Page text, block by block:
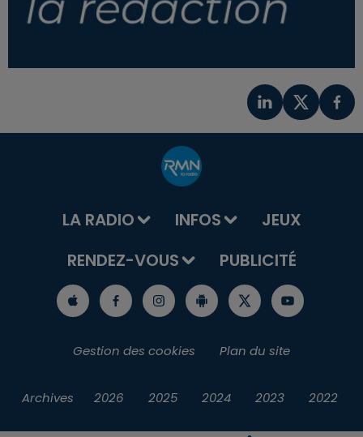
LA RADIO INFOS
JEUX
RENDEZ-VOUS
PUBLICITÉ
Gestion des cookies Plan du site
Archives 2026 2025 2024 2023 2022